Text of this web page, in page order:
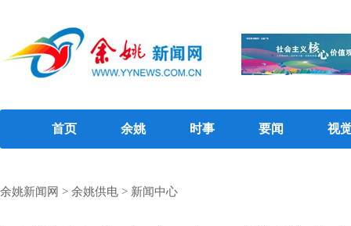
首页 余姚 时事 要闻 视
余姚新闻网 > 余姚供电 > 新闻中心